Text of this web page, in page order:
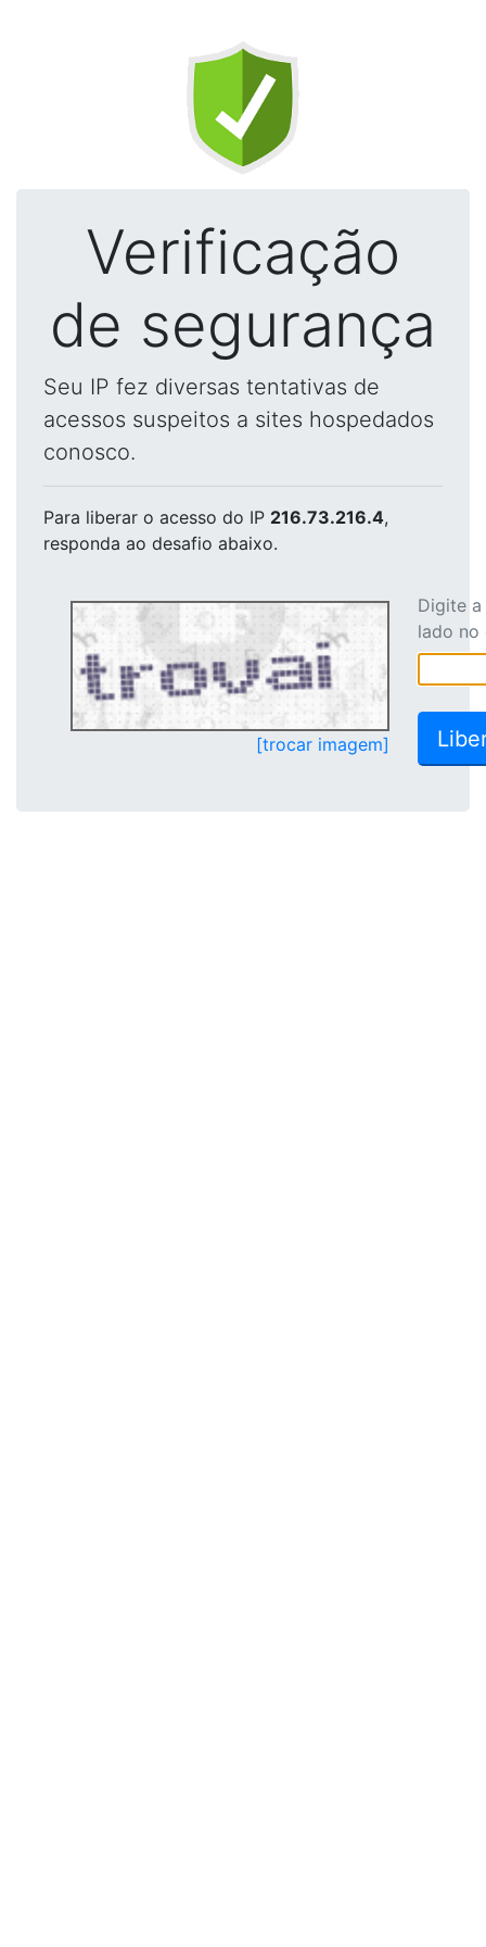
Verificação
de segurança
Seu IP fez diversas tentativas de
acessos suspeitos a sites hospedados
conosco.
Para liberar o acesso do IP 216.73.216.4,
responda ao desafio abaixo.
[trocar imagem]
Digite
lado no